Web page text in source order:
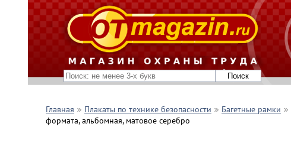
Главная Плакаты по технике безопасности Багетные рамки
формата, альбомная, матовое серебро